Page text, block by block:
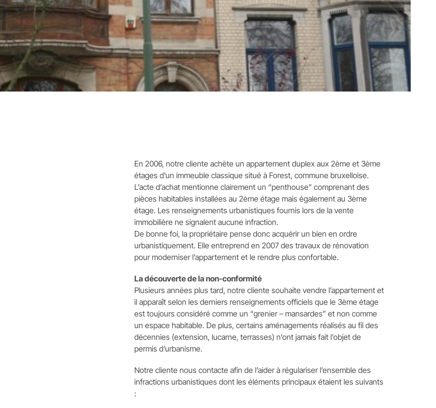
En 2006, notre cliente achète un appartement duplex aux 2ème et 3ème
étages d’un immeuble classique situé à Forest, commune bruxelloise.
L’acte d’achat mentionne clairement un “penthouse” comprenant des
pièces habitables installées au 2ème étage mais également au 3ème
étage. Les renseignements urbanistiques fournis lors de la vente
immobilière ne signalent aucune infraction.
De bonne foi, la propriétaire pense donc acquérir un bien en ordre
urbanistiquement. Elle entreprend en 2007 des travaux de rénovation
pour moderniser l’appartement et le rendre plus confortable.
La découverte de la non-conformité
Plusieurs années plus tard, notre cliente souhaite vendre l’appartement et
il apparaît selon les derniers renseignements officiels que le 3ème étage
est toujours considéré comme un “grenier – mansardes” et non comme
un espace habitable. De plus, certains aménagements réalisés au fil des
décennies (extension, lucarne, terrasses) n’ont jamais fait l’objet de
permis d’urbanisme.
Notre cliente nous contacte afin de l’aider à régulariser l’ensemble des
infractions urbanistiques dont les éléments principaux étaient les suivants
: